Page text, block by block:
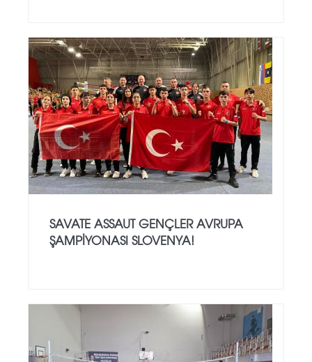
SAVATE ASSAUT GENÇLER AVRUPA
ŞAMPİYONASI SLOVENYA!